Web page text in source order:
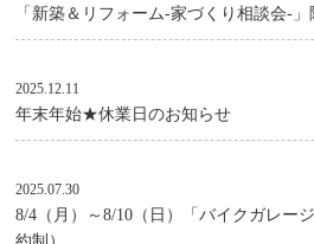
「新築＆リフォーム-家づくり相談会-」
2025.12.11
年末年始★休業日のお知らせ
2025.07.30
8/4（月）～8/10（日）「バイクガレー